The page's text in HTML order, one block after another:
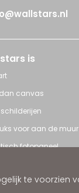
te voorzien
is
canvas
voor aan de muur
fotopaneel